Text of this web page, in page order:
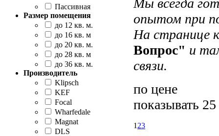
Пассивная
Размер помещения
до 12 кв. м.
до 16 кв. м
до 20 кв. м.
до 28 кв. м
до 36 кв. м.
Производитель
Klipsch
KEF
Focal
Wharfedale
Magnat
DLS
Мы всегда
опытом при
На странице
Вопрос" и
cвязи.
по цене
показывать 25
1 23